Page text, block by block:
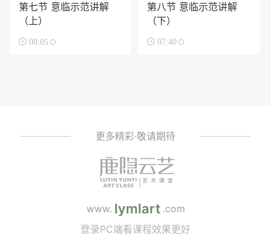
第七节 意临示范讲解
（上）
 08:05
第八节 意临示范讲解
（下）
 07:40
更多精彩·敬请期待
www. lymlart .com
登录PC端看课程效果更好